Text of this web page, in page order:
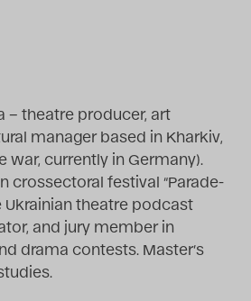
Blog
2015
Blog
2016
Blog
– theatre producer, art
manager based in Kharkiv,
war, currently in Germany).
crossectoral festival “Parade-
Ukrainian theatre podcast
and jury member in
drama contests. Master’s